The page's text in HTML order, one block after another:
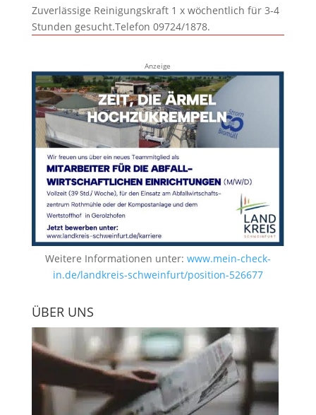
Zuverlässige Reinigungskraft 1 x wöchentlich für 3-4
Stunden gesucht.Telefon 09724/1878.
Anzeige
Weitere Informationen unter: www.mein-check-
in.de/landkreis-schweinfurt/position-526677
ÜBER UNS